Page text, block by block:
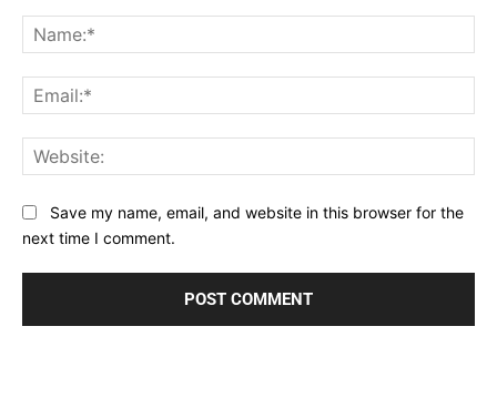
Save my name, email, and website in this browser for the
next time I comment.